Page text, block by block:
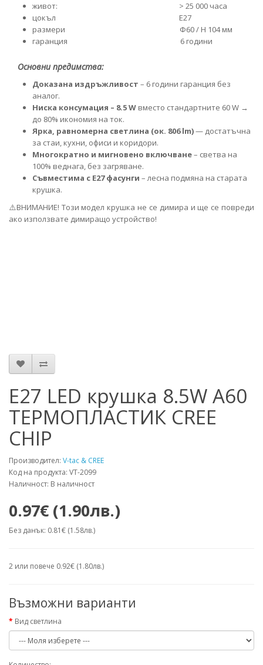
живот: > 25 000 часа
цокъл Е27
размери Ф60 / Н 104 мм
гаранция 6 години
Основни предимства:
Доказана издръжливост – 6 години гаранция без
аналог.
Ниска консумация – 8.5 W вместо стандартните 60 W →
до 80% икономия на ток.
Ярка, равномерна светлина (ок. 806 lm)— достатъчна
за стаи, кухни, офиси и коридори.
Многократно и мигновено включване– светва на
100% веднага, без загряване.
Съвместима с E27 фасунги – лесна подмяна на старата
крушка.
⚠️ВНИМАНИЕ! Този модел крушка не се димира и ще се повреди
ако използвате димиращо устройство!
E27 LED крушка 8.5W A60
ТЕРМОПЛАСТИК CREE
CHIP
Производител: V-tac & CREE
Код на продукта: VT-2099
Наличност: В наличност
0.97€ (1.90лв.)
Без данък: 0.81€ (1.58лв.)
2 или повече 0.92€ (1.80лв.)
Възможни варианти
Вид светлина